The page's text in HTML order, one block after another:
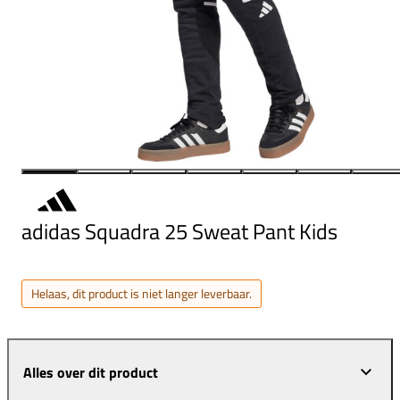
adidas Squadra 25 Sweat Pant Kids
Helaas, dit product is niet langer leverbaar.
Alles over dit product